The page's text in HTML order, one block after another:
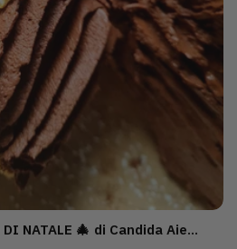
NATALE 🎄 di Candida Aie...